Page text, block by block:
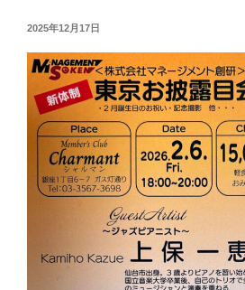
c
e
b
o
o
k
tt
er
投
日:
2025年12月17日